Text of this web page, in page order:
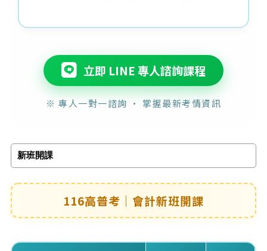
立即 LINE 專人諮詢課程
※ 專人一對一諮詢 · 掌握最新考情資訊
新班開課
116高普考｜會計新班開課